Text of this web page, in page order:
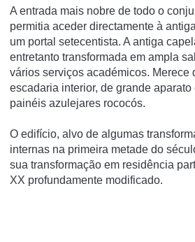
A entrada mais nobre de todo o
permitia aceder directamente à
um portal setecentista. A antiga
entretanto transformada em ampla
vários serviços académicos. Merece
escadaria interior, de grande
painéis azulejares rococós.
O edifício, alvo de algumas
internas na primeira metade do
sua transformação em residência
XX profundamente modificado.